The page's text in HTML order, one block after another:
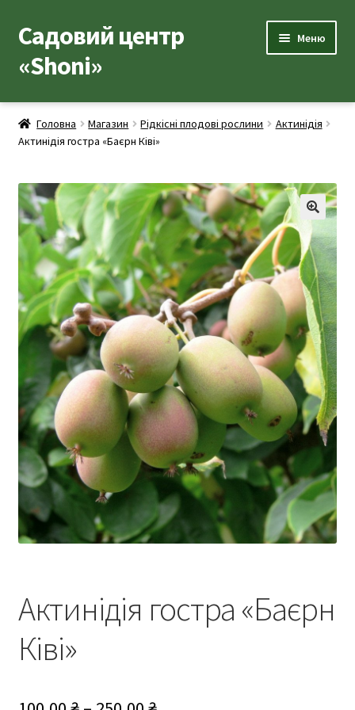
Перейти
до
навігації
Перейти
до
вмісту
Садовий центр
«Shoni»
Меню
Каталог товарів
Популярні рослини
Допоміжні товари
меню
Контакти
Корисна інформація
меню
Про нас
меню
Головна Магазин Рідкісні плодові рослини
Актинідія
Актинідія гостра «Баєрн Ківі»
Актинідія гостра «Баєрн
Ківі»